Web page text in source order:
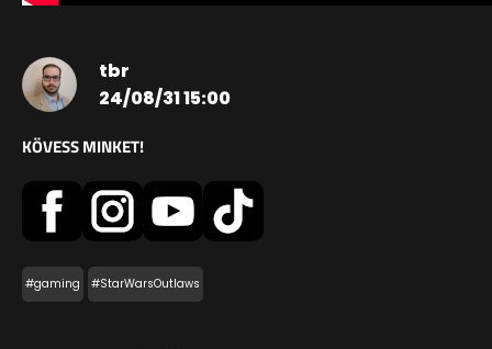
tbr
24/08/31 15:00
KÖVESS MINKET!
#gaming #StarWarsOutlaws